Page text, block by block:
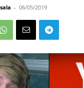
- 06/05/2019